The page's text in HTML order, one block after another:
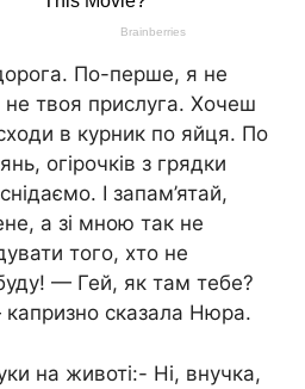
По-перше, я не
не твоя прислуга. Хочеш
в курник по яйця. По
огірочків з грядки
І запам’ятай,
а зі мною так не
того, хто не
— Гей, як там тебе?
сказала Нюра.
на животі:- Ні, внучка,